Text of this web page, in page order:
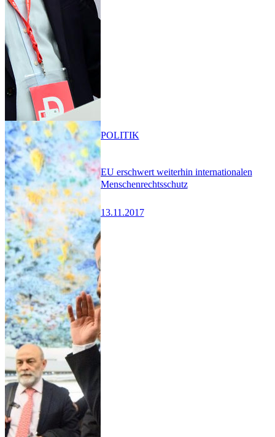
EU erschwert weiterhin internationalen
Menschenrechtsschutz
13.11.2017
POLITIK